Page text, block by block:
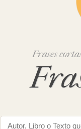
Frases